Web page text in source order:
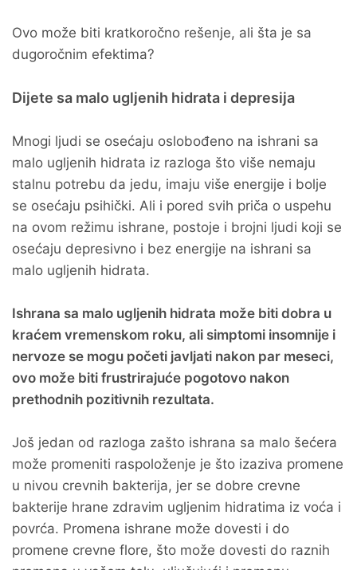
Ovo može biti kratkoročno rešenje, ali šta je sa
dugoročnim efektima?
Dijete sa malo ugljenih hidrata i depresija
Mnogi ljudi se osećaju oslobođeno na ishrani sa
malo ugljenih hidrata iz razloga što više nemaju
stalnu potrebu da jedu, imaju više energije i bolje
se osećaju psihički. Ali i pored svih priča o uspehu
na ovom režimu ishrane, postoje i brojni ljudi koji se
osećaju depresivno i bez energije na ishrani sa
malo ugljenih hidrata.
Ishrana sa malo ugljenih hidrata može biti dobra u
kraćem vremenskom roku, ali simptomi insomnije i
nervoze se mogu početi javljati nakon par meseci,
ovo može biti frustrirajuće pogotovo nakon
prethodnih pozitivnih rezultata.
Još jedan od razloga zašto ishrana sa malo šećera
može promeniti raspoloženje je što izaziva promene
u nivou crevnih bakterija, jer se dobre crevne
bakterije hrane zdravim ugljenim hidratima iz voća i
povrća. Promena ishrane može dovesti i do
promene crevne flore, što može dovesti do raznih